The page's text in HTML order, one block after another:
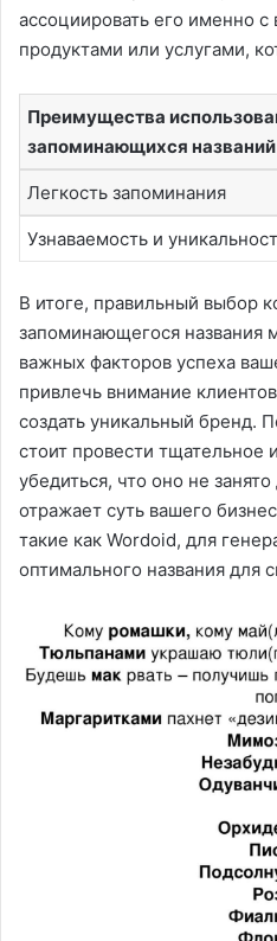
ассоциировать его именно
продуктами или услугами,
Преимущества
запоминающихся названий
Легкость запоминания
Узнаваемость и
В итоге, правильный выбор
запоминающегося названия
важных факторов успеха
привлечь внимание
создать уникальный бренд.
стоит провести тщательное
убедиться, что оно не
отражает суть вашего
такие как Wordoid, для
оптимального названия для